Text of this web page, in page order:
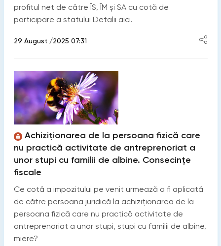
profitul net de către ÎS, ÎM și SA cu cotă de
participare a statului Detalii aici.
29 August /2025 07:31
Achiziționarea de la persoana fizică care
nu practică activitate de antreprenoriat a
unor stupi cu familii de albine. Consecințe
fiscale
Ce cotă a impozitului pe venit urmează a fi aplicată
de către persoana juridică la achiziționarea de la
persoana fizică care nu practică activitate de
antreprenoriat a unor stupi, stupi cu familii de albine,
miere?